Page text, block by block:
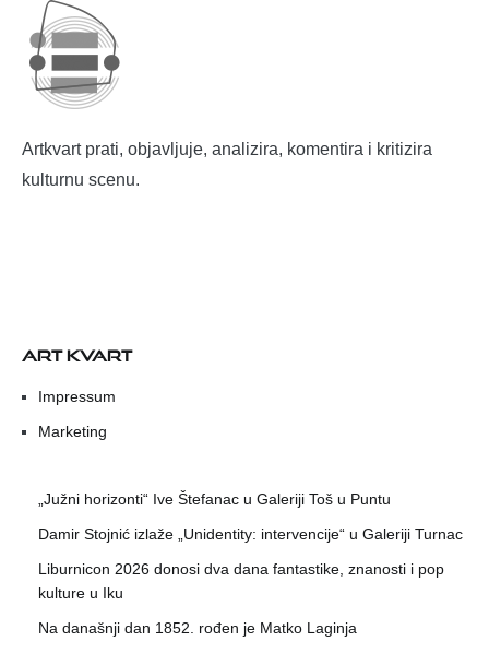
Artkvart prati, objavljuje, analizira, komentira i kritizira
kulturnu scenu.
ART KVART
Impressum
Marketing
„Južni horizonti“ Ive Štefanac u Galeriji Toš u Puntu
Damir Stojnić izlaže „Unidentity: intervencije“ u Galeriji Turnac
Liburnicon 2026 donosi dva dana fantastike, znanosti i pop
kulture u Iku
Na današnji dan 1852. rođen je Matko Laginja